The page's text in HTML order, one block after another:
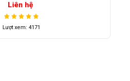
Liên hệ
Lượt xem: 4171